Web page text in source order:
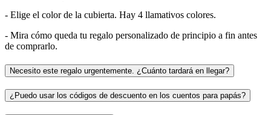
- Elige el color de la cubierta. Hay 4 llamativos colores.
- Mira cómo queda tu regalo personalizado de principio a fin antes
de comprarlo.
Necesito este regalo urgentemente. ¿Cuánto tardará en llegar?
¿Puedo usar los códigos de descuento en los cuentos para papás?